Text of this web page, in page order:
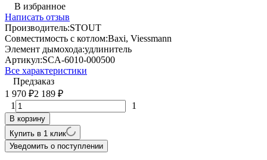
В избранное
Написать отзыв
Производитель:STOUT
Совместимость с котлом:Baxi, Viessmann
Элемент дымохода:удлинитель
Артикул:SCA-6010-000500
Все характеристики
Предзаказ
1 970 ₽2 189 ₽
1 1
В корзину
Купить в 1 клик
Уведомить о поступлении